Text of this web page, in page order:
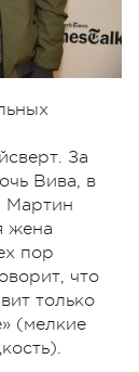
За
Вива, в
Мартин
жена
пор
что
только
(мелкие